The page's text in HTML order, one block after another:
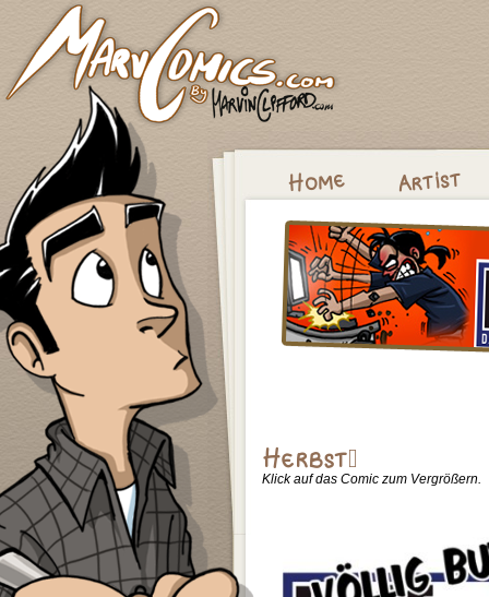
Klick auf das Comic zum Vergrößern.